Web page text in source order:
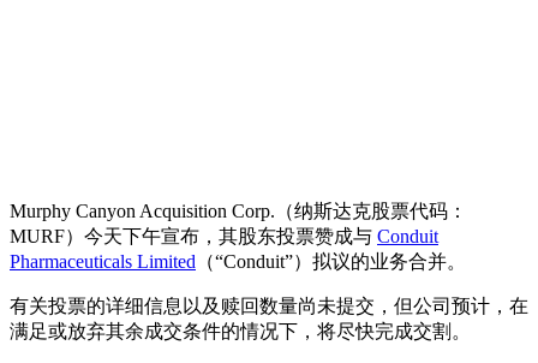
Murphy Canyon Acquisition Corp.（纳斯达克股票代码：
MURF）今天下午宣布，其股东投票赞成与 Conduit
Pharmaceuticals Limited （“Conduit”）拟议的业务合并。
有关投票的详细信息以及赎回数量尚未提交，但公司预计，在
满足或放弃其余成交条件的情况下，将尽快完成交割。